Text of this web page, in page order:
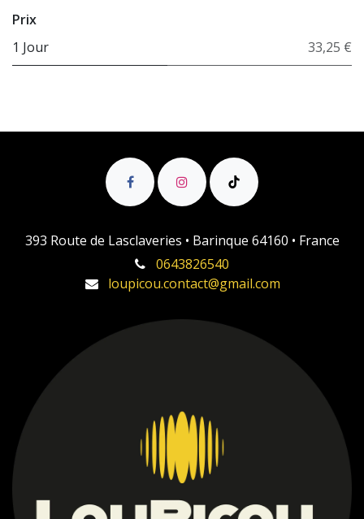
Prix
1 Jour
33,25 €
393 Route de Lasclaveries • Barinque 64160 • France
0643826540
loupicou.contact@gmail.com